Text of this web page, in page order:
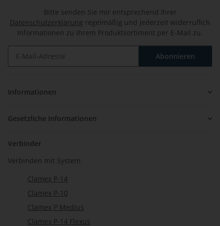
Bitte senden Sie mir entsprechend Ihrer
Datenschutzerklärung regelmäßig und jederzeit widerruflich
Informationen zu Ihrem Produktsortiment per E-Mail zu.
Abonnieren
Informationen
Gesetzliche Informationen
Verbinder
Verbinden mit System
Clamex P-14
Clamex P-10
Clamex P Medius
Clamex P-14 Flexus